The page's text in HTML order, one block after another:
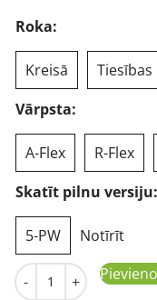
Roka:
Kreisā
Tiesības
Vārpsta:
A-Flex R-Flex
Skatīt pilnu versiju:
5-PW Notīrīt
-
Mizuno JPX-919
+